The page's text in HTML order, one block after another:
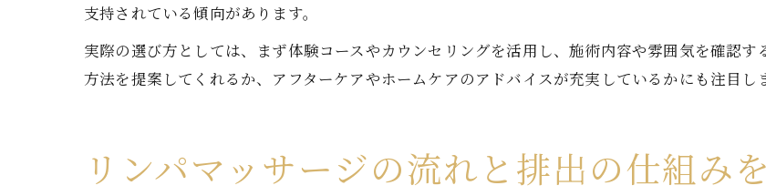
支持されている傾向があります。
実際の選び方としては、まず体験コースやカウンセリングを活用し、施術内容や雰囲気を確認
方法を提案してくれるか、アフターケアやホームケアのアドバイスが充実しているかにも注目し
リンパマッサージの流れと排出の仕組み